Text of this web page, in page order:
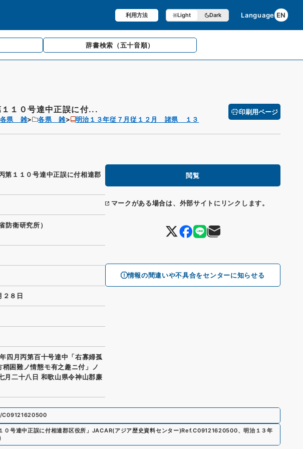
利用方法 Light Dark Language EN
辞書検索 （五十音順）
１０号達中正誤に付...
各県 雑 各県 雑 明治１３年従７月従１２月 諸県 １３
印刷用ページ
閲覧
マークがある場合は、外部サイトにリンクします。
情報の間違いや不具合をセンターに知らせる
１１０号達中正誤に付相達郡
衛研究所）
２８日
四月丙第百十号達中「右寡婦孤
困難ノ情態モ有之趣ニ付」ノ
月二十八日 和歌山県令神山郡廉
号達中正誤に付相達郡区役所 」 JACAR(アジア歴史資料センター)Ref.C09121620500、明治１３年